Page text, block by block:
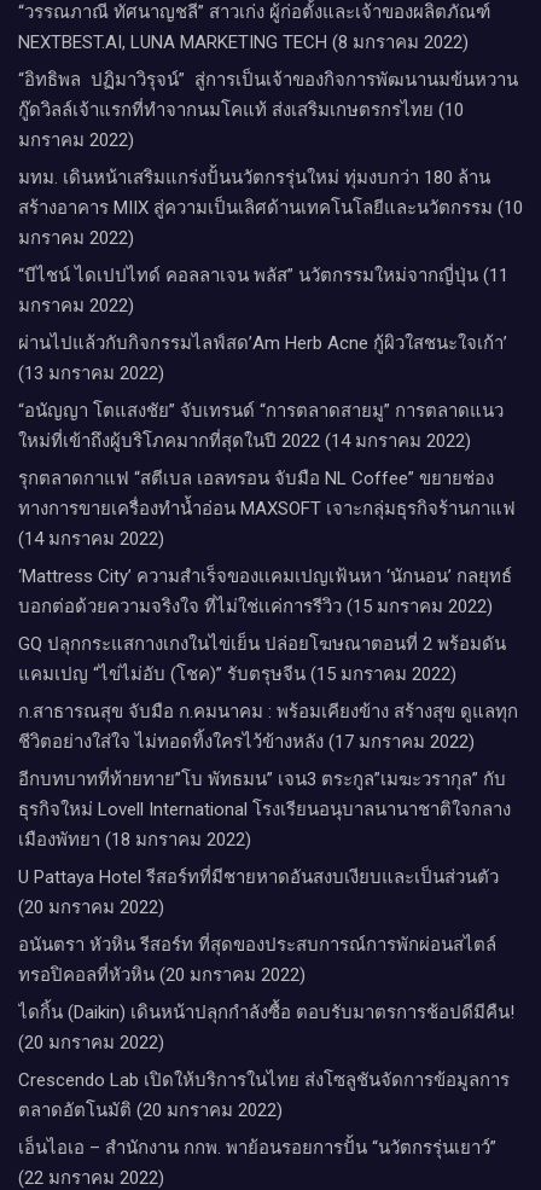
“วรรณภาณี ทัศนาญชลี” สาวเก่ง ผู้ก่อตั้งและเจ้าของผลิตภัณฑ์
NEXTBEST.AI, LUNA MARKETING TECH (8 มกราคม 2022)
“อิทธิพล ปฏิมาวิรุจน์” สู่การเป็นเจ้าของกิจการพัฒนานมข้นหวาน
กู๊ดวิลล์​เจ้าแรกที่ทำจากนมโคแท้ ส่งเสริมเกษตรกรไทย (10
มกราคม 2022)
มทม. เดินหน้าเสริมแกร่งปั้นนวัตกรรุ่นใหม่ ทุ่มงบกว่า 180 ล้าน
สร้างอาคาร MIIX สู่ความเป็นเลิศด้านเทคโนโลยีและนวัตกรรม (10
มกราคม 2022)
“บีไชน์ ไดเปปไทด์ คอลลาเจน พลัส” นวัตกรรมใหม่จากญี่ปุ่น (11
มกราคม 2022)
ผ่านไปแล้วกับกิจกรรมไลฟ์สด’Am Herb Acne กู้ผิวใสชนะใจเก้า’
(13 มกราคม 2022)
“อนัญญา โตแสงชัย” จับเทรนด์ “การตลาดสายมู” การตลาดแนว
ใหม่ที่เข้าถึงผู้บริโภคมากที่สุดในปี 2022 (14 มกราคม 2022)
รุกตลาดกาแฟ “สตีเบล เอลทรอน จับมือ NL Coffee” ขยายช่อง
ทางการขายเครื่องทำน้ำอ่อน MAXSOFT เจาะกลุ่มธุรกิจร้านกาแฟ
(14 มกราคม 2022)
‘Mattress City’ ความสำเร็จของเเคมเปญเฟ้นหา ‘นักนอน’ กลยุทธ์
บอกต่อด้วยความจริงใจ ที่ไม่ใช่เเค่การรีวิว (15 มกราคม 2022)
GQ ปลุกกระแสกางเกงในไข่เย็น ปล่อยโฆษณาตอนที่ 2 พร้อมดัน
แคมเปญ “ไข่ไม่อับ (โชค)” รับตรุษจีน (15 มกราคม 2022)
ก.สาธารณสุข จับมือ ก.คมนาคม : พร้อมเคียงข้าง สร้างสุข ดูแลทุก
ชีวิตอย่างใส่ใจ ไม่ทอดทิ้งใครไว้ข้างหลัง (17 มกราคม 2022)
อีกบทบาทที่ท้ายทาย”โบ พัทธมน” เจน3 ตระกูล”เมฆะวรากุล” กับ
ธุรกิจใหม่ Lovell International โรงเรียนอนุบาลนานาชาติใจกลาง
เมืองพัทยา (18 มกราคม 2022)
U Pattaya Hotel รีสอร์ทที่มีชายหาดอันสงบเงียบและเป็นส่วนตัว
(20 มกราคม 2022)
อนันตรา หัวหิน รีสอร์ท ที่สุดของประสบการณ์การพักผ่อนสไตล์
ทรอปิคอลที่หัวหิน (20 มกราคม 2022)
ไดกิ้น (Daikin) เดินหน้าปลุกกำลังซื้อ ตอบรับมาตรการช้อปดีมีคืน!
(20 มกราคม 2022)
Crescendo Lab เปิดให้บริการในไทย ส่งโซลูชันจัดการข้อมูลการ
ตลาดอัตโนมัติ (20 มกราคม 2022)
เอ็นไอเอ – สำนักงาน กกพ. พาย้อนรอยการปั้น “นวัตกรรุ่นเยาว์”
(22 มกราคม 2022)